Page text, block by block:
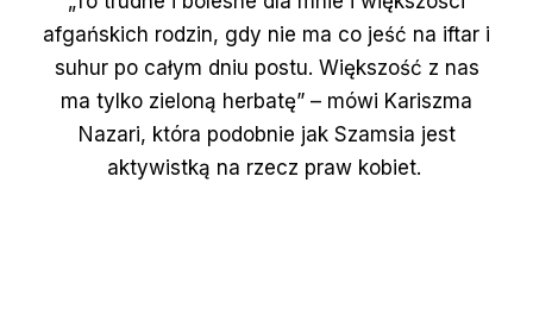
afgańskich rodzin, gdy nie ma co jeść na iftar i
suhur po całym dniu postu. Większość z nas
ma tylko zieloną herbatę” – mówi Kariszma
Nazari, która podobnie jak Szamsia jest
aktywistką na rzecz praw kobiet.